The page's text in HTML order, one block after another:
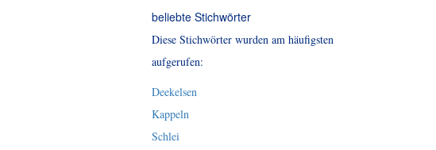
beliebte Stichwörter
Diese Stichwörter wurden am häufigsten
aufgerufen:
Deekelsen
Kappeln
Schlei